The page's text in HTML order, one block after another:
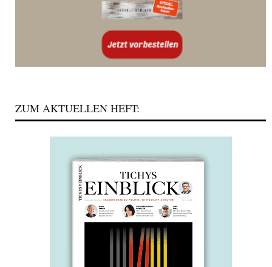
ZUM AKTUELLEN HEFT: